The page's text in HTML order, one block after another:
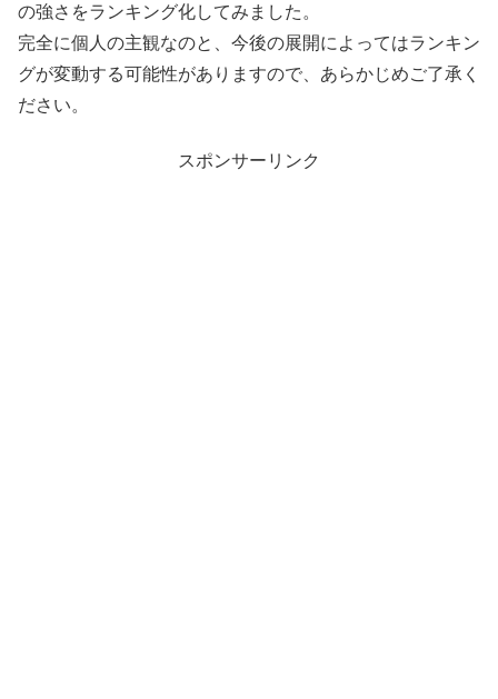
の強さをランキング化してみました。
完全に個人の主観なのと、今後の展開によってはランキン
グが変動する可能性がありますので、あらかじめご了承く
ださい。
スポンサーリンク